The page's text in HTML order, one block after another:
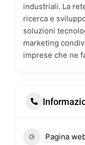
industriali. La
ricerca e
soluzioni
marketing
imprese che ne
Pagina